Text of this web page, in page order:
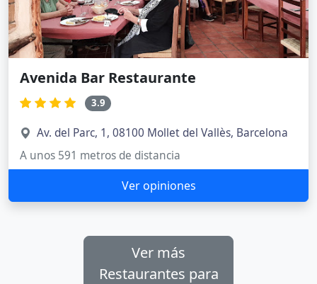
Avenida Bar Restaurante
3.9
Av. del Parc, 1, 08100 Mollet del Vallès, Barcelona
A unos 591 metros de distancia
Ver opiniones
Ver más
Restaurantes para